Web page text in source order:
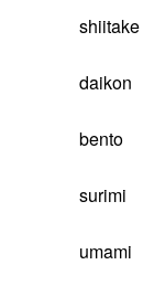
shiitake
daikon
bento
surimi
umami